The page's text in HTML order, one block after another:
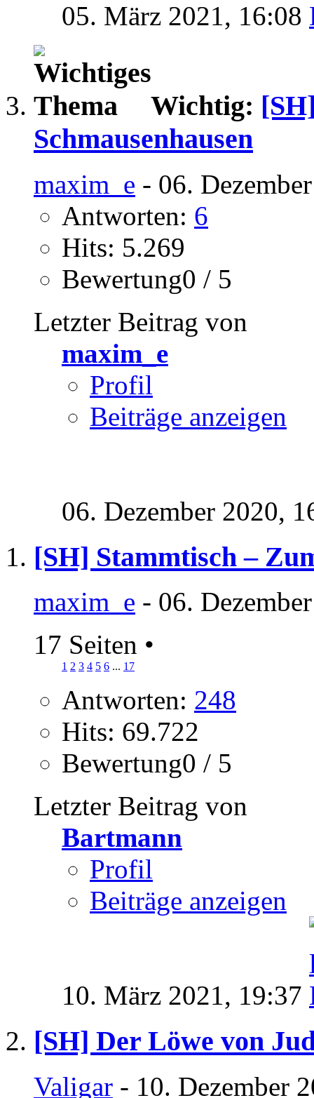
05. März 2021, 16:08
Wichtig:
Schmausenhausen
maxim_e - 06.
Antworten: 6
Hits: 5.269
Bewertung0 / 5
Letzter Beitrag von
maxim_e
Profil
Beiträge anzeigen
06. Dezember 2020,
[SH] Stammtisch –
maxim_e - 06.
17 Seiten •
1 2 3 4 5 6 ... 17
Antworten: 248
Hits: 69.722
Bewertung0 / 5
Letzter Beitrag von
Bartmann
Profil
Beiträge anzeigen
10. März 2021, 19:37
[SH] Der Löwe von
Valigar - 10. Dezember